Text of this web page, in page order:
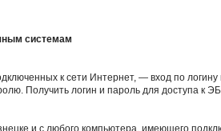
системам
к сети Интернет, — вход по
Получить логин и пароль для доступа к
и с любого компьютера, имеющего